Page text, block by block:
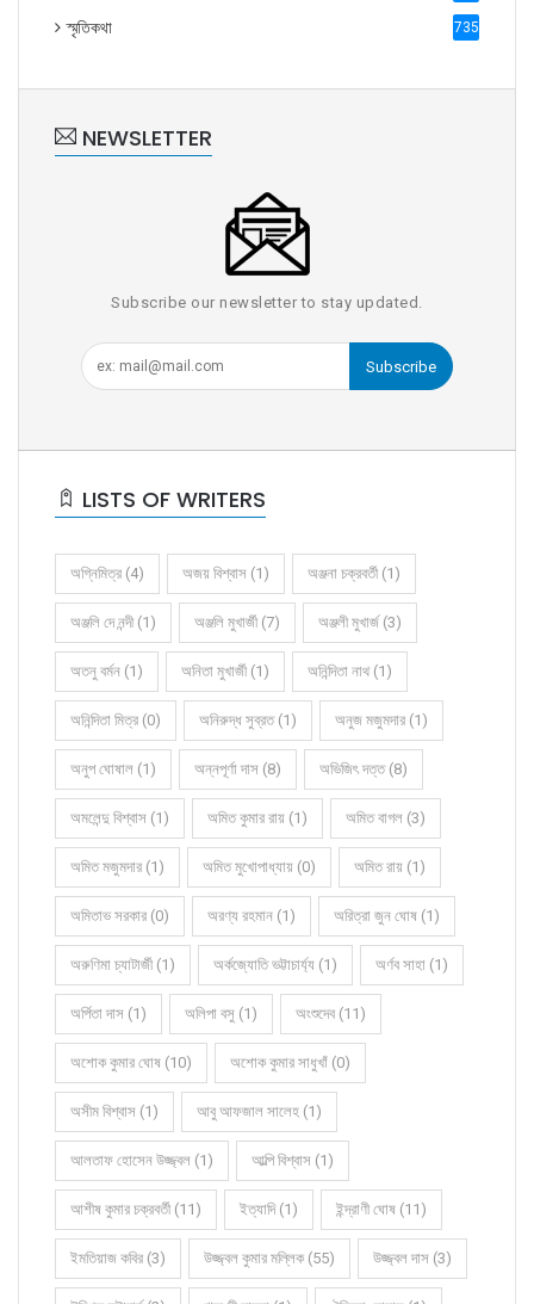
স্মৃতিকথা 735
NEWSLETTER
Subscribe our newsletter to stay updated.
Subscribe
LISTS OF WRITERS
অগ্নিমিত্র (4) অজয় বিশ্বাস (1) অঞ্জনা চক্রবর্তী (1)
অঞ্জলি দে নন্দী (1) অঞ্জলি মুখার্জী (7) অঞ্জলী মুখার্জ (3)
অতনু বর্মন (1) অনিতা মুখার্জী (1) অনিন্দিতা নাথ (1)
অনিন্দিতা মিত্র (0) অনিরুদ্ধ সুব্রত (1) অনুজ মজুমদার (1)
অনুপ ঘোষাল (1) অন্নপূর্ণা দাস (8) অভিজিৎ দত্ত (8)
অমলেন্দু বিশ্বাস (1) অমিত কুমার রায় (1) অমিত বাগল (3)
অমিত মজুমদার (1) অমিত মুখোপাধ্যায় (0) অমিত রায় (1)
অমিতাভ সরকার (0) অরণ্য রহমান (1) অরিত্রা জুন ঘোষ (1)
অরুণিমা চ্যাটার্জী (1) অর্কজ্যোতি ভট্টাচার্য্য (1) অর্ণব সাহা (1)
অর্পিতা দাস (1) অলিপা বসু (1) অংশুদেব (11)
অশোক কুমার ঘোষ (10) অশোক কুমার সাধুখাঁ (0)
অসীম বিশ্বাস (1) আবু আফজাল সালেহ (1)
আলতাফ হোসেন উজ্জ্বল (1) আল্পি বিশ্বাস (1)
আশীষ কুমার চক্রবর্তী (11) ইত্যাদি (1) ইন্দ্রাণী ঘোষ (11)
ইমতিয়াজ কবির (3) উজ্জ্বল কুমার মল্লিক (55) উজ্জ্বল দাস (3)